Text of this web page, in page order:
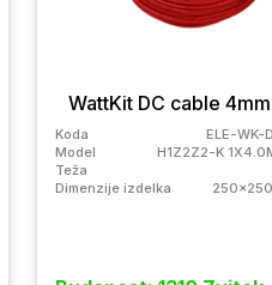
WattKit DC cable
Koda
ELE-WK-
Model
H1Z2Z2-K
Teža
Dimenzije izdelka